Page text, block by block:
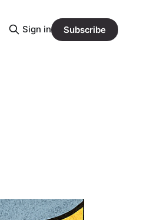
Sign in Subscribe